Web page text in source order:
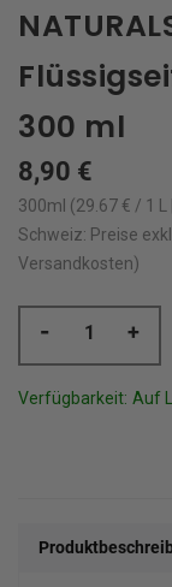
300 ml
8,90 €
300ml (29.67 € / 1 L
Schweiz: Preise
Versandkosten)
- +
Verfügbarkeit: Auf